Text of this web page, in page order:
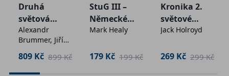
bojující hlavně v noci. A samozřejmě nechybí ani námořní
stíhačky nebo první zástupci proudového věku. Uvnitř
najdete 116 detailních bokorysů a ilustrací.
Druhá
světová
v barvě -
rozšířené 2.
vydání
Alexandr
Brummer, Jiří
Katarína
Brummerová
809 Kč 899 Kč
StuG III –
Německé
útočné dělo
Mark Healy
179 Kč 199 Kč
Kronika 2.
světové
války (1.
1940)
Jack Holroyd
269 Kč 299 Kč